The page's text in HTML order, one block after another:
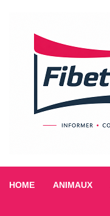
HOME ANIMAUX